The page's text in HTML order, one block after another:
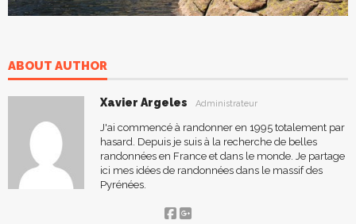
ABOUT AUTHOR
Xavier Argeles Administrateur
J'ai commencé à randonner en 1995 totalement par
hasard. Depuis je suis à la recherche de belles
randonnées en France et dans le monde. Je partage
ici mes idées de randonnées dans le massif des
Pyrénées.